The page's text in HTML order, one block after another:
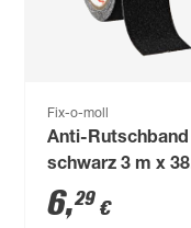
Fix-o-moll
Anti-Rutschband
schwarz 3 m x 38
mm
6,29 €